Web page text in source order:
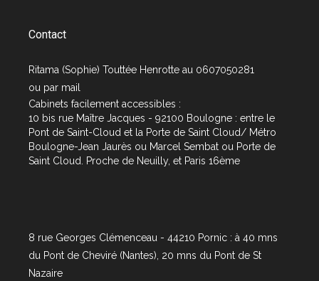
Contact
Ritama (Sophie) Touttée Henrotte au 0607050281
ou par mail
Cabinets facilement accessibles :
10 bis rue Maître Jacques - 92100 Boulogne : entre le
Pont de Saint-Cloud et la Porte de Saint Cloud/ Métro
Boulogne-Jean Jaurès ou Marcel Sembat ou Porte de
Saint Cloud. Proche de Neuilly, et Paris 16ème
8 rue Georges Clémenceau - 44210 Pornic : à 40 mns
du Pont de Cheviré (Nantes), 20 mns du Pont de St
Nazaire